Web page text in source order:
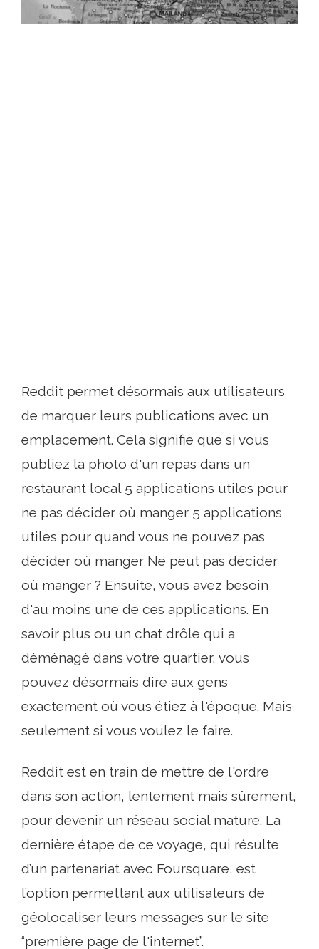
Reddit permet désormais aux utilisateurs
de marquer leurs publications avec un
emplacement. Cela signifie que si vous
publiez la photo d'un repas dans un
restaurant local 5 applications utiles pour
ne pas décider où manger 5 applications
utiles pour quand vous ne pouvez pas
décider où manger Ne peut pas décider
où manger ? Ensuite, vous avez besoin
d'au moins une de ces applications. En
savoir plus ou un chat drôle qui a
déménagé dans votre quartier, vous
pouvez désormais dire aux gens
exactement où vous étiez à l'époque. Mais
seulement si vous voulez le faire.
Reddit est en train de mettre de l'ordre
dans son action, lentement mais sûrement,
pour devenir un réseau social mature. La
dernière étape de ce voyage, qui résulte
d’un partenariat avec Foursquare, est
l’option permettant aux utilisateurs de
géolocaliser leurs messages sur le site
“première page de l'internet”.